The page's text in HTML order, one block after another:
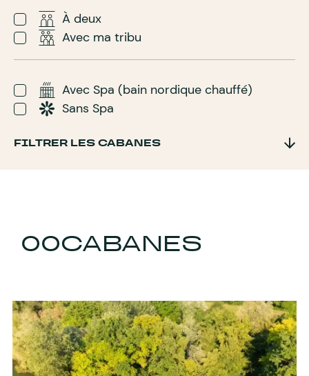
À deux
Avec ma tribu
Avec Spa (bain nordique chauffé)
Sans Spa
FILTRER LES CABANES
00CABANES